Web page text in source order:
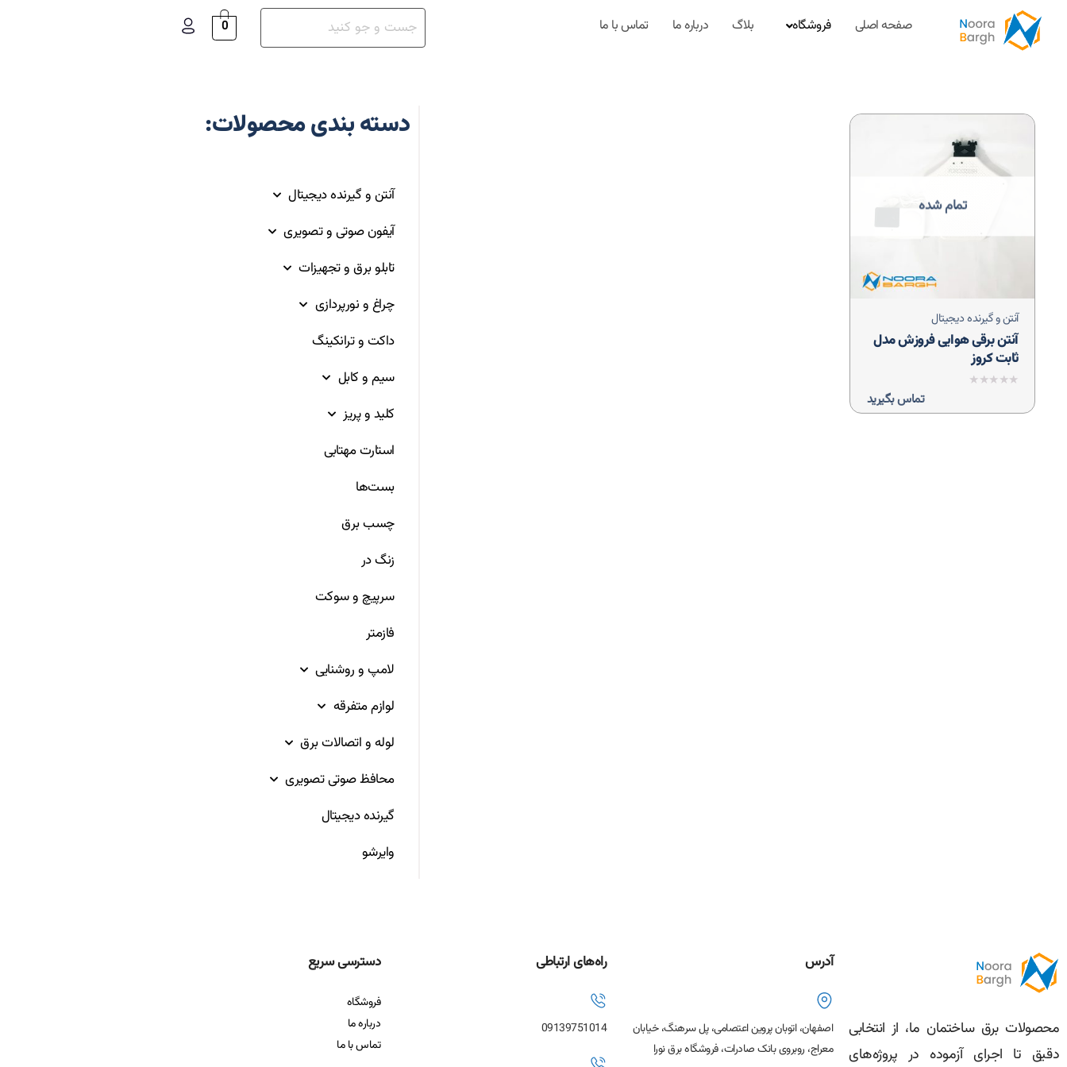
صفحه اصلی فروشگاه بلاگ درباره ما تماس با ما 0
تمام شده
آنتن و گیرنده دیجیتال
آنتن برقی هوایی فروزش مدل
ثابت کروز
0
از
تماس بگیرید
دسته بندی محصولات:
آنتن و گیرنده دیجیتال
آیفون صوتی و تصویری
تابلو برق و تجهیزات
چراغ و نورپردازی
داکت و ترانکینگ
سیم و کابل
کلید و پریز
استارت مهتابی
بست‌ها
چسب برق
زنگ در
سرپیچ و سوکت
فازمتر
لامپ و روشنایی
لوازم متفرقه
لوله و اتصالات برق
محافظ صوتی تصویری
گیرنده دیجیتال
وایرشو
محصولات برق ساختمان ما، از انتخابی
دقیق تا اجرای آزموده در پروژه‌های
آدرس
اصفهان، اتوبان پروین اعتصامی، پل سرهنگ، خیابان
معراج، روبروی بانک صادرات، فروشگاه برق نورا
راه‌های ارتباطی
09139751014
دسترسی سریع
فروشگاه
درباره ما
تماس با ما